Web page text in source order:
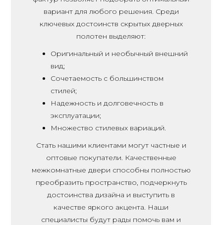
вариант для любого решения. Среди
ключевых достоинств скрытых дверных
полотен выделяют:
Оригинальный и необычный внешний
вид;
Сочетаемость с большинством
стилей;
Надежность и долговечность в
эксплуатации;
Множество стилевых вариаций.
Стать нашими клиентами могут частные и
оптовые покупатели. Качественные
межкомнатные двери способны полностью
преобразить пространство, подчеркнуть
достоинства дизайна и выступить в
качестве яркого акцента. Наши
специалисты будут рады помочь вам и